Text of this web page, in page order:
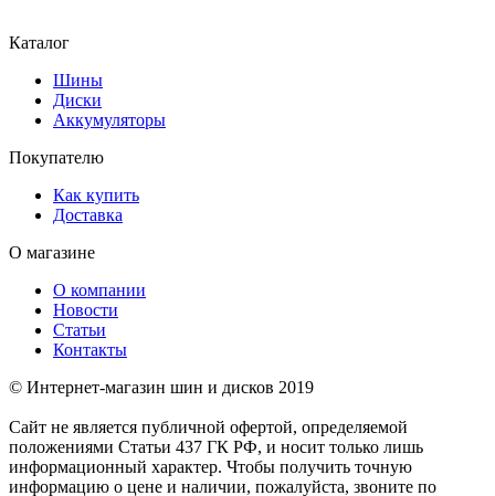
Каталог
Шины
Диски
Аккумуляторы
Покупателю
Как купить
Доставка
О магазине
О компании
Новости
Статьи
Контакты
© Интернет-магазин шин и дисков 2019
Сайт не является публичной офертой, определяемой
положениями Статьи 437 ГК РФ, и носит только лишь
информационный характер. Чтобы получить точную
информацию о цене и наличии, пожалуйста, звоните по